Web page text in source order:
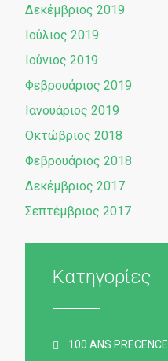
Δεκέμβριος 2019
Ιούλιος 2019
Ιούνιος 2019
Φεβρουάριος 2019
Ιανουάριος 2019
Οκτώβριος 2018
Φεβρουάριος 2018
Δεκέμβριος 2017
Σεπτέμβριος 2017
Κατηγορίες
100 ANS PRECENCE